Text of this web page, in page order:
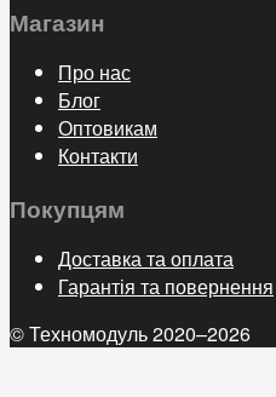
Магазин
Про нас
Блог
Оптовикам
Контакти
Покупцям
Доставка та оплата
Гарантія та повернення
© Техномодуль 2020–2026